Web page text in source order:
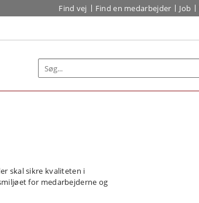
Find vej Find en medarbejder Job
skal sikre kvaliteten i
for medarbejderne og